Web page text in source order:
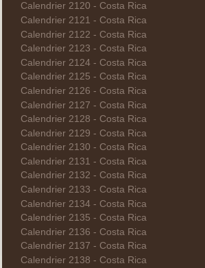
Calendrier 2120 - Costa Rica
Calendrier 2121 - Costa Rica
Calendrier 2122 - Costa Rica
Calendrier 2123 - Costa Rica
Calendrier 2124 - Costa Rica
Calendrier 2125 - Costa Rica
Calendrier 2126 - Costa Rica
Calendrier 2127 - Costa Rica
Calendrier 2128 - Costa Rica
Calendrier 2129 - Costa Rica
Calendrier 2130 - Costa Rica
Calendrier 2131 - Costa Rica
Calendrier 2132 - Costa Rica
Calendrier 2133 - Costa Rica
Calendrier 2134 - Costa Rica
Calendrier 2135 - Costa Rica
Calendrier 2136 - Costa Rica
Calendrier 2137 - Costa Rica
Calendrier 2138 - Costa Rica